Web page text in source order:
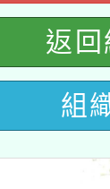
陸委
赴陸
濟部
研究
優單
8月22
孔廟
桃園
返回
組